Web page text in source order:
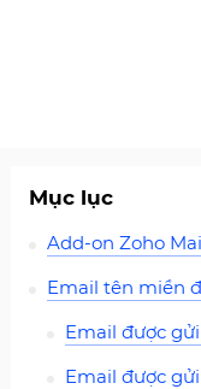
Mục lục
Add-on Zoho
Email tên miền
Email được
Email được